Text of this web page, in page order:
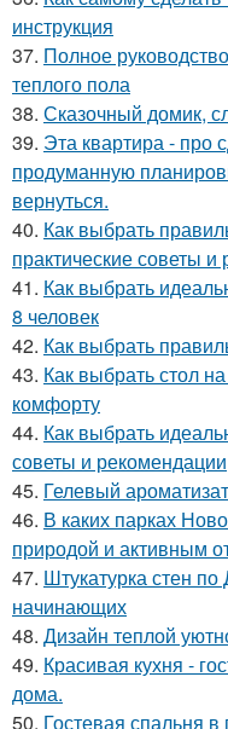
инструкция
37. Полное
теплого пола
38. Сказочный домик,
39. Эта квартира - про
продуманную
вернуться.
40. Как выбрать
практические советы
41. Как выбрать
8 человек
42. Как выбрать
43. Как выбрать стол
комфорту
44. Как выбрать
советы и рекомендации
45. Гелевый
46. В каких парках
природой и активным
47. Штукатурка стен
начинающих
48. Дизайн теплой
49. Красивая кухня -
дома.
50. Гостевая спальня в